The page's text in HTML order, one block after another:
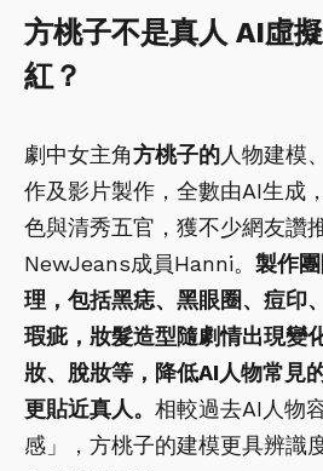
方桃子不是真人 AI虛
紅？
劇中女主角方桃子的人物建模
作及影片製作，全數由AI生成
色與清秀五官，獲不少網友讚
NewJeans成員Hanni。 製作
理，包括黑痣、黑眼圈、痘印
瑕疵，妝髮造型隨劇情出現變
妝、脫妝等，降低AI人物常見
更貼近真人。 相較過去AI人物
感」，方桃子的建模更具辨識